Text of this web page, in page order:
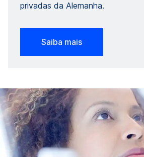
privadas da Alemanha.
Saiba mais